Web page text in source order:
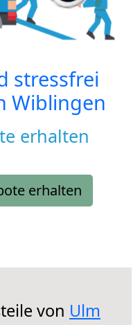
stressfrei
Wiblingen
erhalten
erhalten
von Ulm